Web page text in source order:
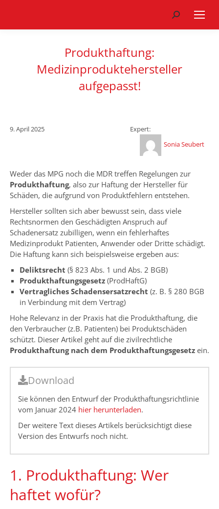
Search:
Produkthaftung:
Medizinproduktehersteller
aufgepasst!
9. April 2025
Expert:
Sonia Seubert
Weder das MPG noch die MDR treffen Regelungen zur
Produkthaftung, also zur Haftung der Hersteller für
Schäden, die aufgrund von Produktfehlern entstehen.
Hersteller sollten sich aber bewusst sein, dass viele
Rechtsnormen den Geschädigten Anspruch auf
Schadenersatz zubilligen, wenn ein fehlerhaftes
Medizinprodukt Patienten, Anwender oder Dritte schädigt.
Die Haftung kann sich beispielsweise ergeben aus:
Deliktsrecht (§ 823 Abs. 1 und Abs. 2 BGB)
Produkthaftungsgesetz (ProdHaftG)
Vertragliches Schadensersatzrecht (z. B. § 280 BGB
in Verbindung mit dem Vertrag)
Hohe Relevanz in der Praxis hat die Produkthaftung, die
den Verbraucher (z.B. Patienten) bei Produktschäden
schützt. Dieser Artikel geht auf die zivilrechtliche
Produkthaftung nach dem Produkthaftungsgesetz ein.
Download
Sie können den Entwurf der Produkthaftungsrichtlinie
vom Januar 2024 hier herunterladen.
Der weitere Text dieses Artikels berücksichtigt diese
Version des Entwurfs noch nicht.
1. Produkthaftung: Wer
haftet wofür?